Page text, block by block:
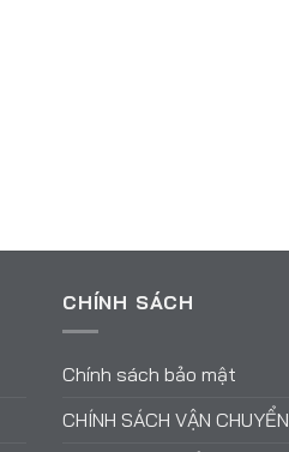
CHÍNH SÁCH
Chính sách bảo mật
CHÍNH SÁCH VẬN CHUYỂN